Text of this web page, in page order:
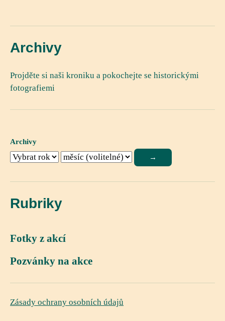
Archivy
Projděte si naši kroniku a pokochejte se historickými
fotografiemi
Archivy
Rubriky
Fotky z akcí
Pozvánky na akce
Zásady ochrany osobních údajů